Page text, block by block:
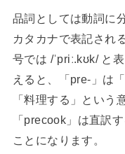
品詞としては動詞に
カタカナで表記され
号では /ˈpriː.kʊk/ と
えると、「pre-」は
「料理する」という
「precook」は直訳
ことになります。